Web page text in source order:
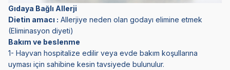
Gıdaya Bağlı Allerji
Dietin amacı : Allerjiye neden olan godayı elimine etmek
(Eliminasyon diyeti)
Bakım ve beslenme
1- Hayvan hospitalize edilir veya evde bakım koşullarına
uyması için sahibine kesin tavsiyede bulunulur.